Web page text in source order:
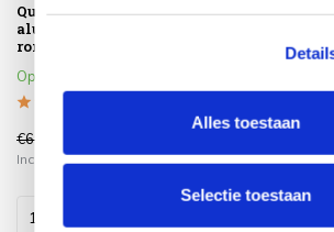
Alles toestaan
Selectie toestaan
Quincy dining tuintafel
aluminium 120xH75 cm
rond teak blad
Op voorraad
€699,00
Incl. btw
Flair
90 cm
Klik op
Incl. btw